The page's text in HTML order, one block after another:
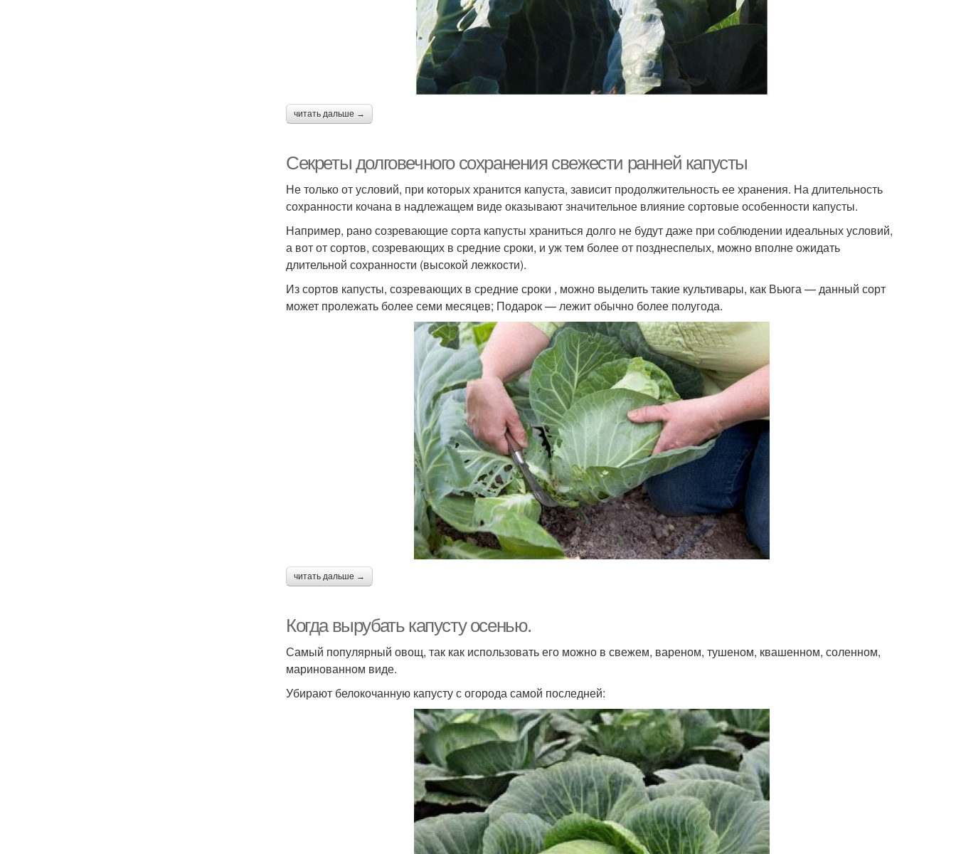
читать дальше →
Секреты долговечного сохранения свежести ранней капусты
Не только от условий, при которых хранится капуста, зависит продолжительность ее хранения. На длительность
сохранности кочана в надлежащем виде оказывают значительное влияние сортовые особенности капусты.
Например, рано созревающие сорта капусты храниться долго не будут даже при соблюдении идеальных условий,
а вот от сортов, созревающих в средние сроки, и уж тем более от позднеспелых, можно вполне ожидать
длительной сохранности (высокой лежкости).
Из сортов капусты, созревающих в средние сроки , можно выделить такие культивары, как Вьюга — данный сорт
может пролежать более семи месяцев; Подарок — лежит обычно более полугода.
читать дальше →
Когда вырубать капусту осенью.
Самый популярный овощ, так как использовать его можно в свежем, вареном, тушеном, квашенном, соленном,
маринованном виде.
Убирают белокочанную капусту с огорода самой последней: